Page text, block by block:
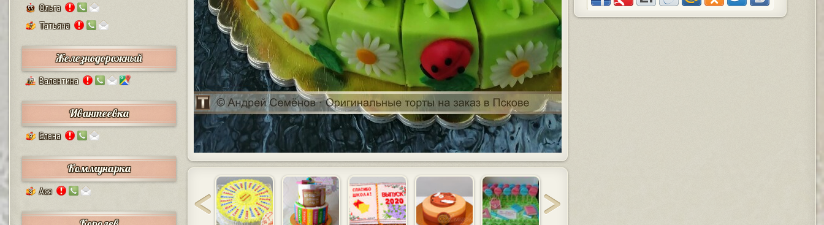
55 Ольга
7 Татьяна
Железнодорожный
17 Валентина
Ивантеевка
9 Елена
Коммунарка
8 Ася